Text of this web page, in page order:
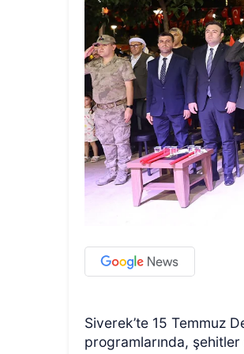
Siverek’te 15 Temmuz
programlarında, şehitler